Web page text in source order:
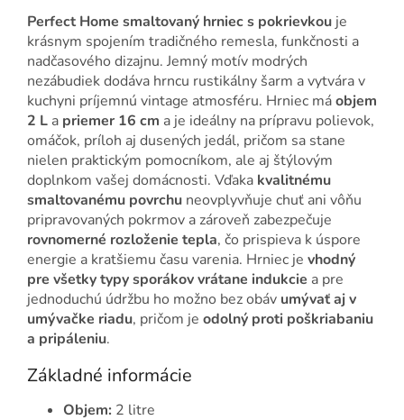
Perfect Home smaltovaný hrniec s pokrievkou je
krásnym spojením tradičného remesla, funkčnosti a
nadčasového dizajnu. Jemný motív modrých
nezábudiek dodáva hrncu rustikálny šarm a vytvára v
kuchyni príjemnú vintage atmosféru. Hrniec máobjem
2 L a priemer 16 cm a je ideálny na prípravu polievok,
omáčok, príloh aj dusených jedál, pričom sa stane
nielen praktickým pomocníkom, ale aj štýlovým
doplnkom vašej domácnosti. Vďaka kvalitnému
smaltovanému povrchu neovplyvňuje chuť ani vôňu
pripravovaných pokrmov a zároveň zabezpečuje
rovnomerné rozloženie tepla, čo prispieva k úspore
energie a kratšiemu času varenia. Hrniec je vhodný
pre všetky typy sporákov vrátane indukcie a pre
jednoduchú údržbu ho možno bez obáv umývať aj v
umývačke riadu, pričom je odolný proti poškriabaniu
a pripáleniu.
Základné informácie
Objem: 2 litre